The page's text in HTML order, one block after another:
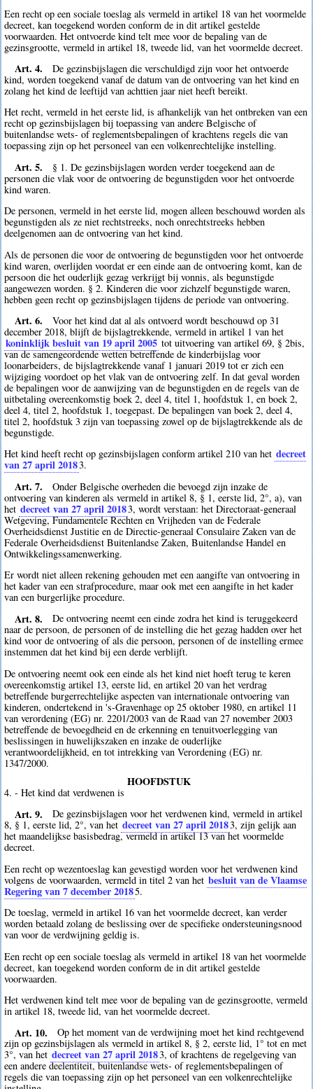
Een recht op een sociale toeslag als vermeld in artikel 18 van het voormelde
decreet, kan toegekend worden conform de in dit artikel gestelde
voorwaarden. Het ontvoerde kind telt mee voor de bepaling van de
gezinsgrootte, vermeld in artikel 18, tweede lid, van het voormelde decreet.
Art. 4.
De gezinsbijslagen die verschuldigd zijn voor het ontvoerde
kind, worden toegekend vanaf de datum van de ontvoering van het kind en
zolang het kind de leeftijd van achttien jaar niet heeft bereikt.
Het recht, vermeld in het eerste lid, is afhankelijk van het ontbreken van een
recht op gezinsbijslagen bij toepassing van andere Belgische of
buitenlandse wets- of reglementsbepalingen of krachtens regels die van
toepassing zijn op het personeel van een volkenrechtelijke instelling.
Art. 5.
§ 1. De gezinsbijslagen worden verder toegekend aan de
personen die vlak voor de ontvoering de begunstigden voor het ontvoerde
kind waren.
De personen, vermeld in het eerste lid, mogen alleen beschouwd worden als
begunstigden als ze niet rechtstreeks, noch onrechtstreeks hebben
deelgenomen aan de ontvoering van het kind.
Als de personen die voor de ontvoering de begunstigden voor het ontvoerde
kind waren, overlijden voordat er een einde aan de ontvoering komt, kan de
persoon die het ouderlijk gezag verkrijgt bij vonnis, als begunstigde
aangewezen worden. § 2. Kinderen die voor zichzelf begunstigde waren,
hebben geen recht op gezinsbijslagen tijdens de periode van ontvoering.
Art. 6.
Voor het kind dat al als ontvoerd wordt beschouwd op 31
december 2018, blijft de bijslagtrekkende, vermeld in artikel 1 van het
koninklijk besluit van 19 april 2005 tot uitvoering van artikel 69, § 2bis,
van de samengeordende wetten betreffende de kinderbijslag voor
loonarbeiders, de bijslagtrekkende vanaf 1 januari 2019 tot er zich een
wijziging voordoet op het vlak van de ontvoering zelf. In dat geval worden
de bepalingen voor de aanwijzing van de begunstigden en de regels van de
uitbetaling overeenkomstig boek 2, deel 4, titel 1, hoofdstuk 1, en boek 2,
deel 4, titel 2, hoofdstuk 1, toegepast. De bepalingen van boek 2, deel 4,
titel 2, hoofdstuk 3 zijn van toepassing zowel op de bijslagtrekkende als de
begunstigde.
Het kind heeft recht op gezinsbijslagen conform artikel 210 van het decreet
van 27 april 20183.
Art. 7.
Onder Belgische overheden die bevoegd zijn inzake de
ontvoering van kinderen als vermeld in artikel 8, § 1, eerste lid, 2°, a), van
het decreet van 27 april 20183, wordt verstaan: het Directoraat-generaal
Wetgeving, Fundamentele Rechten en Vrijheden van de Federale
Overheidsdienst Justitie en de Directie-generaal Consulaire Zaken van de
Federale Overheidsdienst Buitenlandse Zaken, Buitenlandse Handel en
Ontwikkelingssamenwerking.
Er wordt niet alleen rekening gehouden met een aangifte van ontvoering in
het kader van een strafprocedure, maar ook met een aangifte in het kader
van een burgerlijke procedure.
Art. 8.
De ontvoering neemt een einde zodra het kind is teruggekeerd
naar de persoon, de personen of de instelling die het gezag hadden over het
kind voor de ontvoering of als die persoon, personen of de instelling ermee
instemmen dat het kind bij een derde verblijft.
De ontvoering neemt ook een einde als het kind niet hoeft terug te keren
overeenkomstig artikel 13, eerste lid, en artikel 20 van het verdrag
betreffende burgerrechtelijke aspecten van internationale ontvoering van
kinderen, ondertekend in 's-Gravenhage op 25 oktober 1980, en artikel 11
van verordening (EG) nr. 2201/2003 van de Raad van 27 november 2003
betreffende de bevoegdheid en de erkenning en tenuitvoerlegging van
beslissingen in huwelijkszaken en inzake de ouderlijke
verantwoordelijkheid, en tot intrekking van Verordening (EG) nr.
1347/2000.
HOOFDSTUK
4. - Het kind dat verdwenen is
Art. 9.
De gezinsbijslagen voor het verdwenen kind, vermeld in artikel
8, § 1, eerste lid, 2°, van het decreet van 27 april 20183, zijn gelijk aan
het maandelijkse basisbedrag, vermeld in artikel 13 van het voormelde
decreet.
Een recht op wezentoeslag kan gevestigd worden voor het verdwenen kind
volgens de voorwaarden, vermeld in titel 2 van het besluit van de Vlaamse
Regering van 7 december 20185.
De toeslag, vermeld in artikel 16 van het voormelde decreet, kan verder
worden betaald zolang de beslissing over de specifieke ondersteuningsnood
van voor de verdwijning geldig is.
Een recht op een sociale toeslag als vermeld in artikel 18 van het voormelde
decreet, kan toegekend worden conform de in dit artikel gestelde
voorwaarden.
Het verdwenen kind telt mee voor de bepaling van de gezinsgrootte, vermeld
in artikel 18, tweede lid, van het voormelde decreet.
Art. 10.
Op het moment van de verdwijning moet het kind rechtgevend
zijn op gezinsbijslagen als vermeld in artikel 8, § 2, eerste lid, 1° tot en met
3°, van het decreet van 27 april 20183, of krachtens de regelgeving van
een andere deelentiteit, buitenlandse wets- of reglementsbepalingen of
regels die van toepassing zijn op het personeel van een volkenrechtelijke